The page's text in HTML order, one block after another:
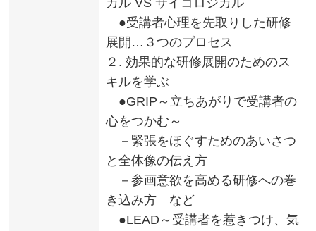
●受講者心理を先取りした研修
展開…３つのプロセス
２. 効果的な研修展開のためのス
キルを学ぶ
●GRIP～立ちあがりで受講者の
心をつかむ～
－緊張をほぐすためのあいさつ
と全体像の伝え方
－参画意欲を高める研修への巻
き込み方 など
●LEAD～受講者を惹きつけ、気